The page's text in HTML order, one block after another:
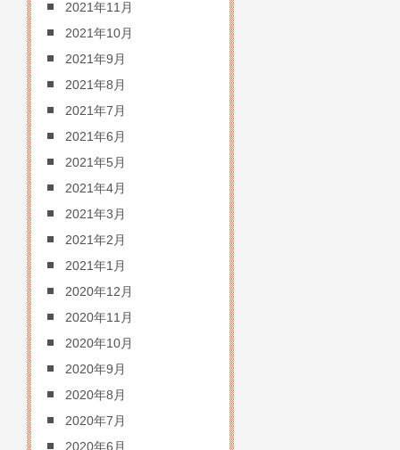
2021年11月
2021年10月
2021年9月
2021年8月
2021年7月
2021年6月
2021年5月
2021年4月
2021年3月
2021年2月
2021年1月
2020年12月
2020年11月
2020年10月
2020年9月
2020年8月
2020年7月
2020年6月